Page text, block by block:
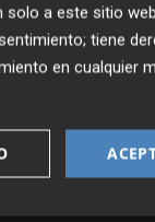
a este sitio
tiene
en cualquier